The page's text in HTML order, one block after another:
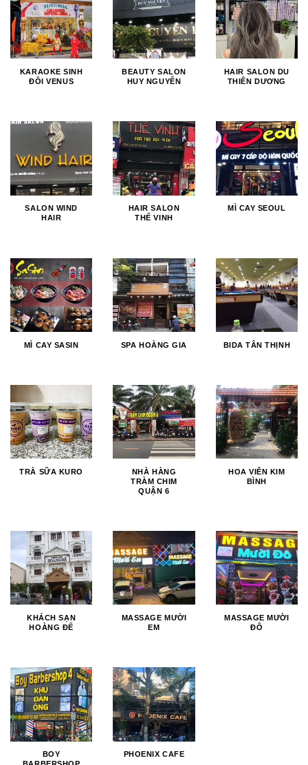
KARAOKE SINH
ĐÔI VENUS
BEAUTY SALON
HUY NGUYỄN
HAIR SALON DU
THIÊN DƯƠNG
SALON WIND
HAIR
HAIR SALON
THẾ VINH
MÌ CAY SEOUL
MÌ CAY SASIN SPA HOÀNG GIA BIDA TÂN THỊNH
TRÀ SỮA KURO
NHÀ HÀNG
TRÀM CHIM
QUẬN 6
HOA VIÊN KIM
BÌNH
KHÁCH SẠN
HOÀNG ĐẾ
MASSAGE MƯỜI
EM
MASSAGE MƯỜI
ĐÔ
BOY
PHOENIX CAFE